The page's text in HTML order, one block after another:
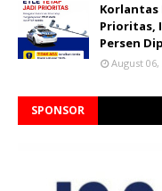
Korlantas
Prioritas,
Persen
August 06,
SPONSOR